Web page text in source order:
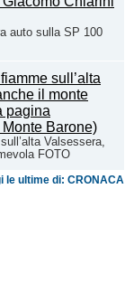
auto sulla SP 100
Valsessera,
FOTO
le ultime di: CRONACA